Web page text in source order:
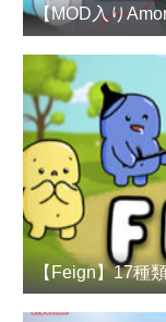
【MOD入り
【Feign】17種